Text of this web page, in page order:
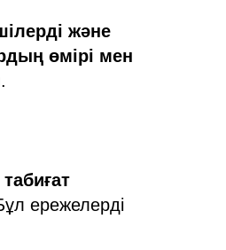
және
өмірі мен
.
ережелерді